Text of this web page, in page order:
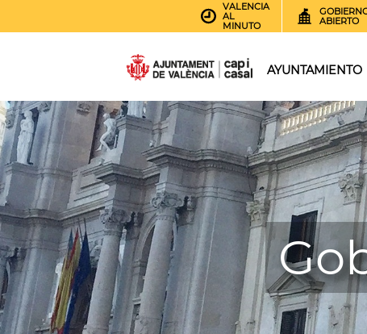
VALENCIA
AL
MINUTO
ABIERTO
AYUNTAMIENTO